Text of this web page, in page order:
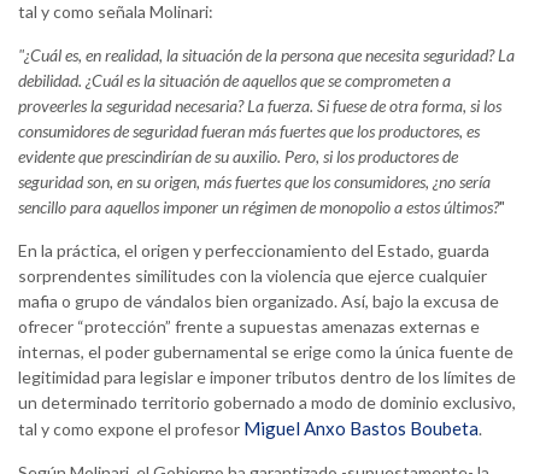
tal y como señala Molinari:
"¿Cuál es, en realidad, la situación de la persona que necesita seguridad? La
debilidad. ¿Cuál es la situación de aquellos que se comprometen a
proveerles la seguridad necesaria? La fuerza. Si fuese de otra forma, si los
consumidores de seguridad fueran más fuertes que los productores, es
evidente que prescindirían de su auxilio. Pero, si los productores de
seguridad son, en su origen, más fuertes que los consumidores, ¿no sería
sencillo para aquellos imponer un régimen de monopolio a estos últimos?"
En la práctica, el origen y perfeccionamiento del Estado, guarda
sorprendentes similitudes con la violencia que ejerce cualquier
mafia o grupo de vándalos bien organizado. Así, bajo la excusa de
ofrecer “protección” frente a supuestas amenazas externas e
internas, el poder gubernamental se erige como la única fuente de
legitimidad para legislar e imponer tributos dentro de los límites de
un determinado territorio gobernado a modo de dominio exclusivo,
tal y como expone el profesor Miguel Anxo Bastos Boubeta.